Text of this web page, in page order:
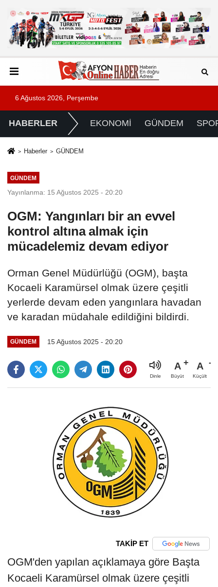
6 Ağustos 2026, Perşembe
HABERLER EKONOMİ GÜNDEM
Haberler GÜNDEM
GÜNDEM
Yayınlanma: 15 Ağustos 2025 - 20:20
OGM: Yangınları bir an evvel
kontrol altına almak için
mücadelemiz devam ediyor
Orman Genel Müdürlüğü (OGM), başta
Kocaeli Karamürsel olmak üzere çeşitli
yerlerde devam eden yangınlara havadan
ve karadan müdahale edildiğini bildirdi.
GÜNDEM 15 Ağustos 2025 - 20:20
Dinle
A
Büyüt
A
Küçült
TAKİP ET
OGM'den yapılan açıklamaya göre Başta
Kocaeli Karamürsel olmak üzere çeşitli